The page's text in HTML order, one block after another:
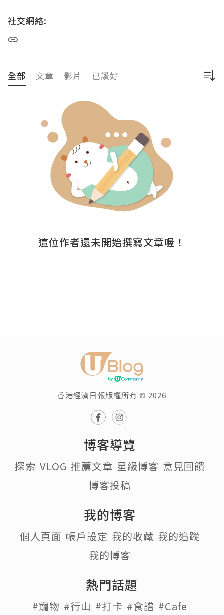
社交網絡:
全部 文章 影片 已讚好
這位作者還未開始撰寫文章喔！
香港經濟日報版權所有 © 2026
博客導覽
探索 VLOG 推薦文章 星級博客 意見回饋
博客投稿
我的博客
個人頁面 帳戶設定 我的收藏 我的追蹤
我的博客
熱門話題
#寵物 #行山 #打卡 #食譜 #Cafe